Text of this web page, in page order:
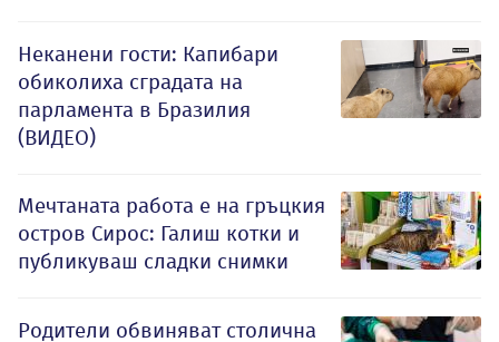
Неканени гости: Капибари
обиколиха сградата на
парламента в Бразилия
(ВИДЕО)
Мечтаната работа е на гръцкия
остров Сирос: Галиш котки и
публикуваш сладки снимки
Родители обвиняват столична